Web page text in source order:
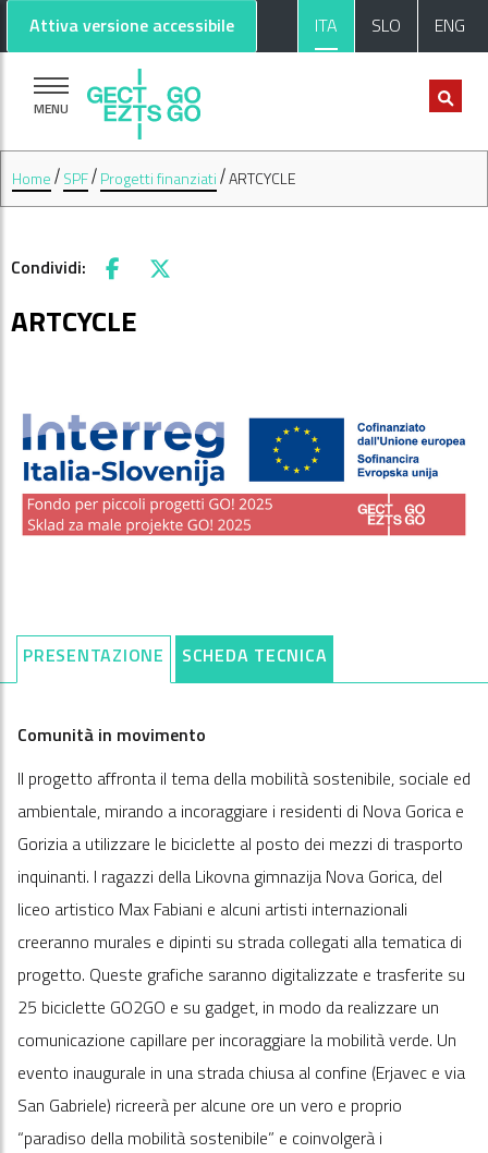
Attiva versione accessibile ITA SLO ENG
MENU
Home SPF Progetti finanziati ARTCYCLE
Condividi: Facebook
X
ARTCYCLE
PRESENTAZIONE SCHEDA TECNICA
Comunità in movimento
Il progetto affronta il tema della mobilità sostenibile, sociale ed
ambientale, mirando a incoraggiare i residenti di Nova Gorica e
Gorizia a utilizzare le biciclette al posto dei mezzi di trasporto
inquinanti. I ragazzi della Likovna gimnazija Nova Gorica, del
liceo artistico Max Fabiani e alcuni artisti internazionali
creeranno murales e dipinti su strada collegati alla tematica di
progetto. Queste grafiche saranno digitalizzate e trasferite su
25 biciclette GO2GO e su gadget, in modo da realizzare un
comunicazione capillare per incoraggiare la mobilità verde. Un
evento inaugurale in una strada chiusa al confine (Erjavec e via
San Gabriele) ricreerà per alcune ore un vero e proprio
“paradiso della mobilità sostenibile” e coinvolgerà i